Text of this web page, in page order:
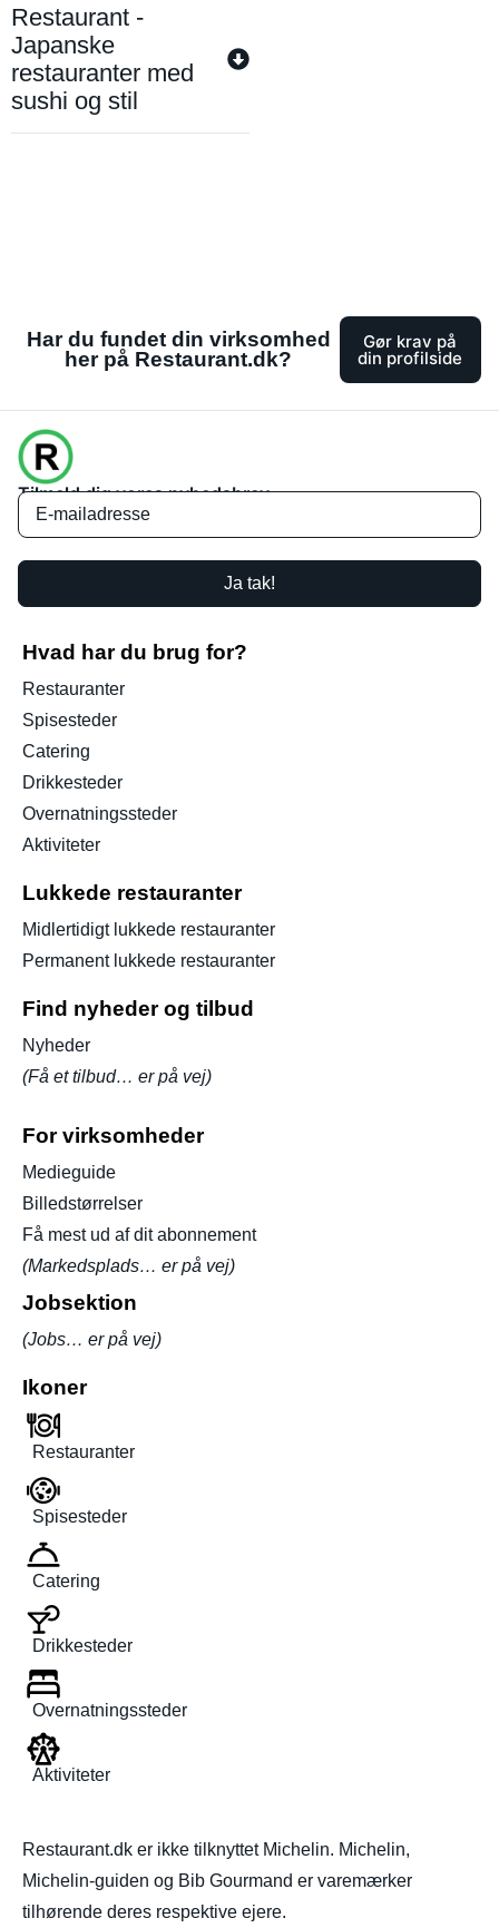
Restaurant -
Japanske
restauranter med
sushi og stil
Har du fundet din virksomhed
her på Restaurant.dk?
Gør krav på
din profilside
Tilmeld dig vores nyhedsbrev
Ja tak!
Hvad har du brug for?
Restauranter
Spisesteder
Catering
Drikkesteder
Overnatningssteder
Aktiviteter
Lukkede restauranter
Midlertidigt lukkede restauranter
Permanent lukkede restauranter
Find nyheder og tilbud
Nyheder
(Få et tilbud… er på vej)
For virksomheder
Medieguide
Billedstørrelser
Få mest ud af dit abonnement
(Markedsplads… er på vej)
Jobsektion
(Jobs… er på vej)
Ikoner
Restauranter
Spisesteder
Catering
Drikkesteder
Overnatningssteder
Aktiviteter
Restaurant.dk er ikke tilknyttet Michelin. Michelin,
Michelin-guiden og Bib Gourmand er varemærker
tilhørende deres respektive ejere.